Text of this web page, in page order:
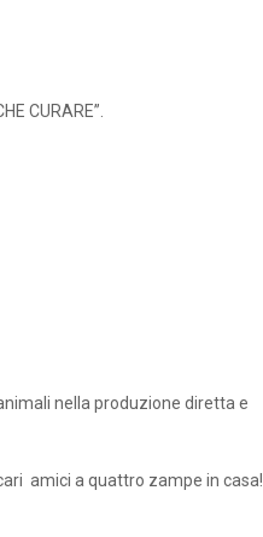
CURARE”.
nella produzione diretta e
amici a quattro zampe in casa!